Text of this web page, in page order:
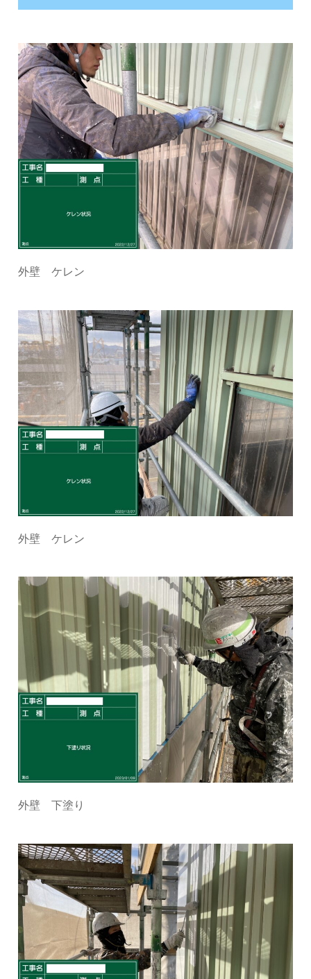
外壁 ケレン
外壁 ケレン
外壁 下塗り